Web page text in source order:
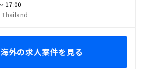
17:00
Thailand
外の求人案件を見る